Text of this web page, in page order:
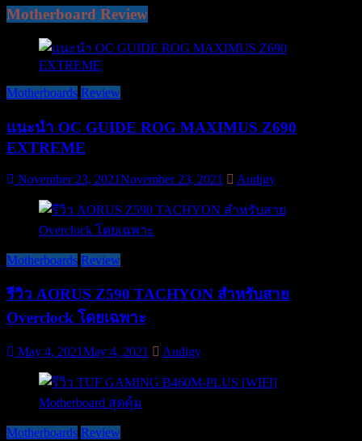
Motherboard Review
Motherboards Review
แนะนำ OC GUIDE ROG MAXIMUS Z690
EXTREME
November 23, 2021November 23, 2021 Audigy
Motherboards Review
รีวิว AORUS Z590 TACHYON สำหรับสาย
Overclock โดยเฉพาะ
May 4, 2021May 4, 2021 Audigy
Motherboards Review